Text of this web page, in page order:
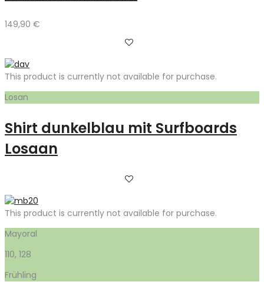
149,90 €
This product is currently not available for purchase.
Losan
Shirt dunkelblau mit Surfboards
Losaan
This product is currently not available for purchase.
Mayoral
110, 128
Frühling